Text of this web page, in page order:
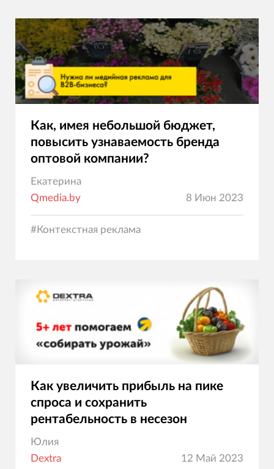
Как, имея небольшой бюджет,
повысить узнаваемость бренда
оптовой компании?
Екатерина
Qmedia.by
8 Июн 2023
#Контекстная реклама
Как увеличить прибыль на пике
спроса и сохранить
рентабельность в несезон
Юлия
Dextra
12 Май 2023